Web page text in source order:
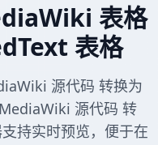
表格
表格
源代码 转换为
源代码 转
持实时预览，便于在